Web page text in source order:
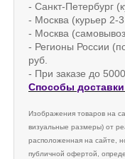
- Санкт-Петербург
- Москва (курьер 2-
- Москва
- Регионы России
руб.
- При заказе до
Способы доставки
Изображения товаров на
визуальные размеры) от
расположенная на сайте,
публичной офертой,